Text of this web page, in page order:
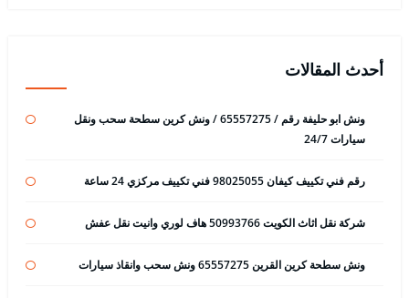
أحدث المقالات
ونش ابو حليفة رقم / 65557275 / ونش كرين سطحة سحب ونقل
سيارات 24/7
رقم فني تكييف كيفان 98025055 فني تكييف مركزي 24 ساعة
شركة نقل اثاث الكويت 50993766 هاف لوري وانيت نقل عفش
ونش سطحة كرين القرين 65557275 ونش سحب وانقاذ سيارات